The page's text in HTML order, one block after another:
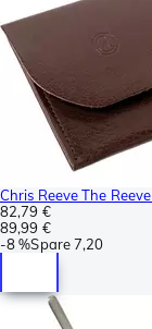
Chris Reeve The
82,79 €
89,99 €
-8 %Spare7,20